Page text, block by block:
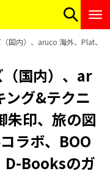
国内）、aruco 海外、Plat、
国内）、ar
グ&テクニ
印、旅の図
ラボ、BOO
D-Booksのガ